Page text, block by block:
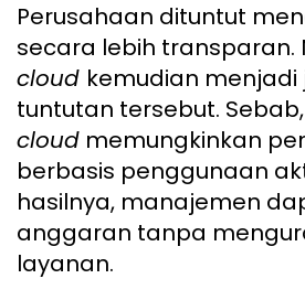
Perusahaan dituntut
secara lebih transparan.
cloud kemudian
tuntutan tersebut.
cloud memungkinkan
berbasis penggunaan
hasilnya, manajemen
anggaran tanpa
layanan.